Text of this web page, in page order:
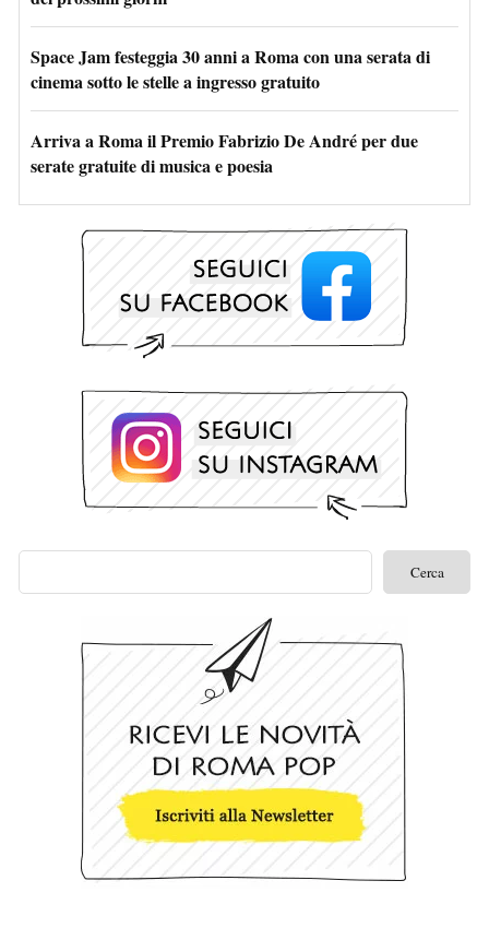
Space Jam festeggia 30 anni a Roma con una serata di
cinema sotto le stelle a ingresso gratuito
Arriva a Roma il Premio Fabrizio De André per due
serate gratuite di musica e poesia